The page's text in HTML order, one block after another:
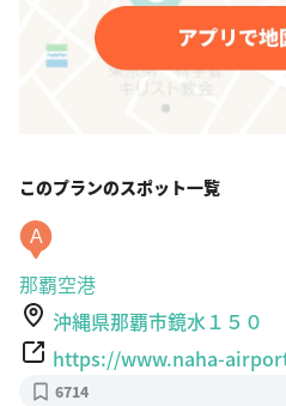
このプランのスポット一覧
A
那覇空港
沖縄県那覇市鏡水１５０
https://www.naha-
6714